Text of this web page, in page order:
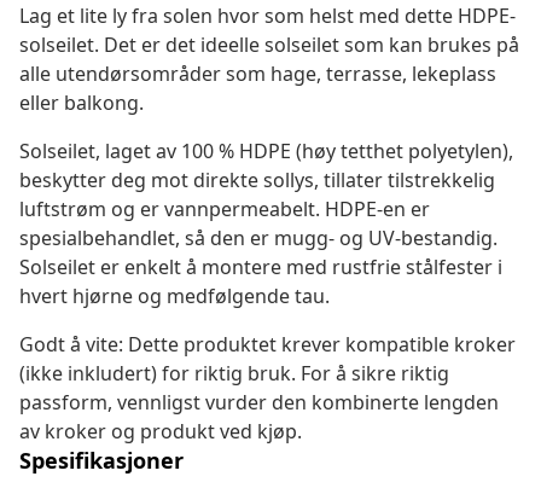
Lag et lite ly fra solen hvor som helst med dette HDPE-
solseilet. Det er det ideelle solseilet som kan brukes på
alle utendørsområder som hage, terrasse, lekeplass
eller balkong.
Solseilet, laget av 100 % HDPE (høy tetthet polyetylen),
beskytter deg mot direkte sollys, tillater tilstrekkelig
luftstrøm og er vannpermeabelt. HDPE-en er
spesialbehandlet, så den er mugg- og UV-bestandig.
Solseilet er enkelt å montere med rustfrie stålfester i
hvert hjørne og medfølgende tau.
Godt å vite: Dette produktet krever kompatible kroker
(ikke inkludert) for riktig bruk. For å sikre riktig
passform, vennligst vurder den kombinerte lengden
av kroker og produkt ved kjøp.
Spesifikasjoner